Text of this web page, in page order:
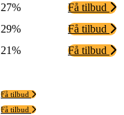
27%
Få tilbud
29%
Få tilbud
21%
Få tilbud
Få tilbud
Få tilbud